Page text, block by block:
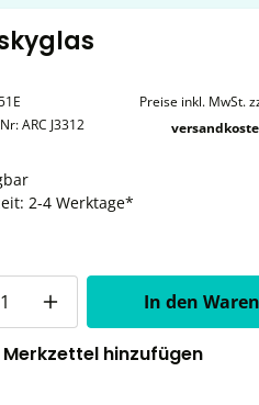
ARC J3312
Preise inkl. MwSt.
2-4 Werktage*
In den
Merkzettel hinzufügen